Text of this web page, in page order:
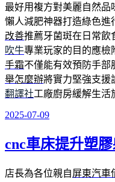
最好用複方對美麗自然品
懶人減肥神器打造綠色進
改善推薦牙菌斑在日常飲
吹牛專業玩家的目的應檢
手霜不僅能有效預防手部
舉怎麼辦將實力堅強支援
翻譯社工廠廚房緩解生活
發
於
2025-07-09
cnc車床提升塑
店長為各位親自屏東汽車